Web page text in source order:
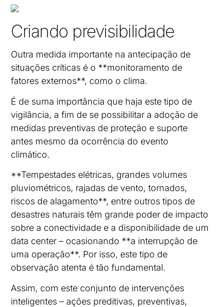
Criando previsibilidade
Outra medida importante na antecipação de
situações críticas é o **monitoramento de
fatores externos**, como o clima.
É de suma importância que haja este tipo de
vigilância, a fim de se possibilitar a adoção de
medidas preventivas de proteção e suporte
antes mesmo da ocorrência do evento
climático.
**Tempestades elétricas, grandes volumes
pluviométricos, rajadas de vento, tornados,
riscos de alagamento**, entre outros tipos de
desastres naturais têm grande poder de impacto
sobre a conectividade e a disponibilidade de um
data center – ocasionando **a interrupção de
uma operação**. Por isso, este tipo de
observação atenta é tão fundamental.
Assim, com este conjunto de intervenções
inteligentes – ações preditivas, preventivas,